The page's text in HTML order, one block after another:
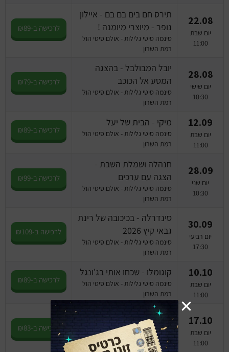
22.08
יום שבת
11:00
תירס חם בים בם בם - איילון
נופר - מיוצרי מיומנה !
סינמה סיטי גלילות - אולם סיטי הול
רמת השרון
לרכישה ב-₪89
28.08
יום שישי
10:30
יובל המבולבל - בהצגה
המסע אל הכוכב
סינמה סיטי גלילות - אולם סיטי הול
רמת השרון
לרכישה ב-₪79
12.09
יום שבת
11:00
מיקי - הבית של יעל
סינמה סיטי גלילות - אולם סיטי הול
רמת השרון
לרכישה ב-₪89
28.09
יום שני
10:30
חנהלה ושמלת השבת -
הצגה עם ערכים
סינמה סיטי גלילות - אולם סיטי הול
רמת השרון
לרכישה ב-₪99
30.09
יום רביעי
17:30
סינדרלה - בכיכובה של רינת
גבאי קיץ 2026
סינמה סיטי גלילות - אולם סיטי הול
רמת השרון
לרכישה ב-₪109
10.10
יום שבת
11:00
קוגומלו - שכחו אותי בג'ונגל
סינמה סיטי גלילות - אולם סיטי הול
רמת השרון
לרכישה ב-₪89
17.10
יום שבת
11:00
הסינור של רוני - ע"פ רב
המכר האהוב של רינת הופר
סינמה סיטי גלילות - אולם סיטי הול
רמת השרון
לרכישה ב-₪83